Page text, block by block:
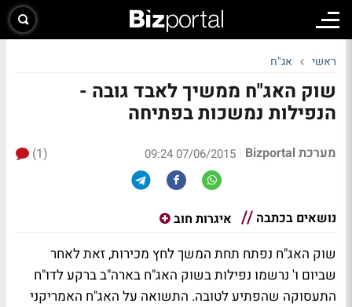
ראשי אג"ח
שוק האג"ח ממשיך לאבד גובה -
הנפילות נמשכות בפתיחה
מערכת Bizportal |
07/06/2015 09:24
(1)
נושאים בכתבה איגרות חוב
שוק האג"ח נפתח תחת המשך לחץ מכירות, זאת לאחר
שביום ו' נרשמו נפילות בשוק האג"ח בארה"ב ברקע לדו"ח
התעסוקה שהפתיע לטובה. התשואה על האג"ח האמריקני